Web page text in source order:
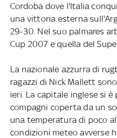
Cordoba dove l'Italia
una vittoria esterna
29-30. Nel suo palmares
Cup 2007 e quella del
La nazionale azzurra di
ragazzi di Nick Mallett
ieri. La capitale inglese si è
compagni coperta da un
una temperatura di poco
condizioni meteo avverse